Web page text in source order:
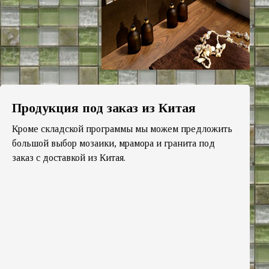
Продукция под заказ из Китая
Кроме складской программы мы можем предложить
большой выбор мозаики, мрамора и гранита под
заказ с доставкой из Китая.